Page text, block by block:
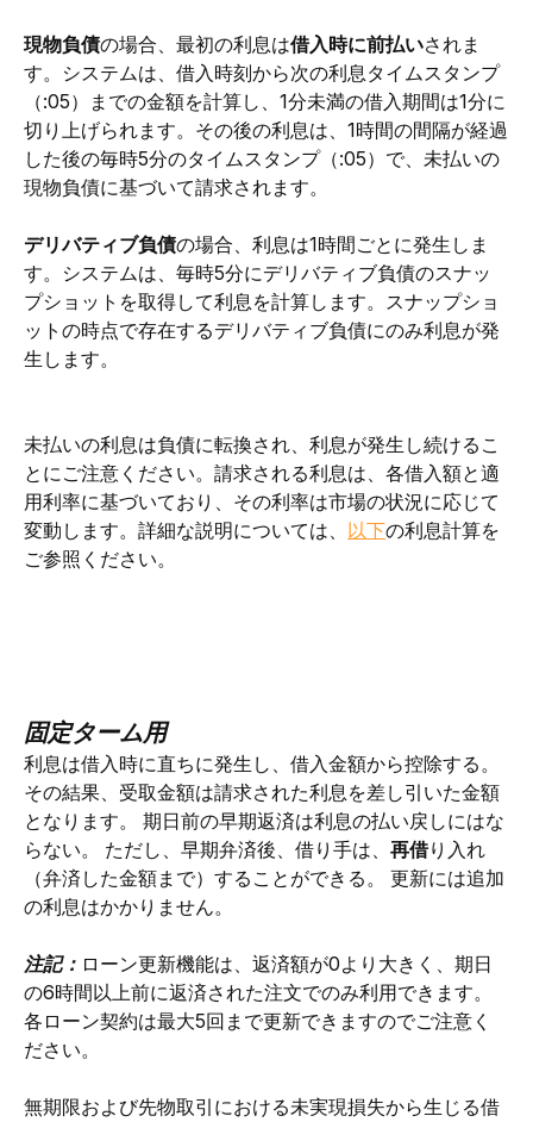
現物負債の場合、最初の利息は借入時に前払いされま
す。システムは、借入時刻から次の利息タイムスタンプ
（:05）までの金額を計算し、1分未満の借入期間は1分に
切り上げられます。その後の利息は、1時間の間隔が経過
した後の毎時5分のタイムスタンプ（:05）で、未払いの
現物負債に基づいて請求されます。
デリバティブ負債の場合、利息は1時間ごとに発生しま
す。システムは、毎時5分にデリバティブ負債のスナッ
プショットを取得して利息を計算します。スナップショ
ットの時点で存在するデリバティブ負債にのみ利息が発
生します。
未払いの利息は負債に転換され、利息が発生し続けるこ
とにご注意ください。請求される利息は、各借入額と適
用利率に基づいており、その利率は市場の状況に応じて
変動します。詳細な説明については、 以下の利息計算を
ご参照ください。
固定ターム用
利息は借入時に直ちに発生し、借入金額から控除する。
その結果、受取金額は請求された利息を差し引いた金額
となります。 期日前の早期返済は利息の払い戻しにはな
らない。 ただし、早期弁済後、借り手は、 再借り入れ
（弁済した金額まで）することができる。 更新には追加
の利息はかかりません。
注記： ローン更新機能は、返済額が0より大きく、期日
の6時間以上前に返済された注文でのみ利用できます。
各ローン契約は最大5回まで更新できますのでご注意く
ださい。
無期限および先物取引における未実現損失から生じる借